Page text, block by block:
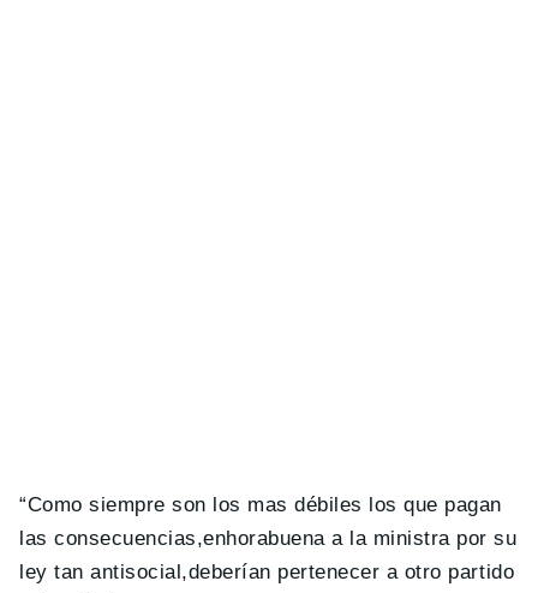
“Como siempre son los mas débiles los que pagan
las consecuencias,enhorabuena a la ministra por su
ley tan antisocial,deberían pertenecer a otro partido